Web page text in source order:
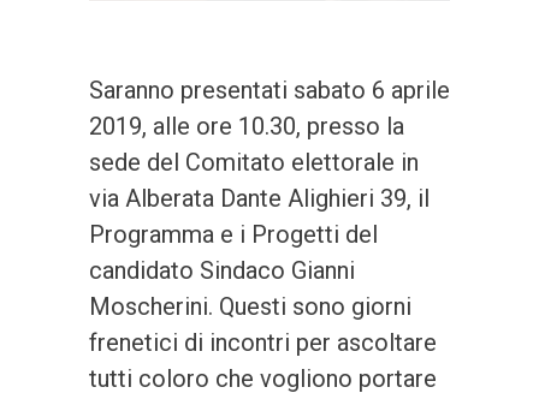
Saranno presentati sabato 6 aprile
2019, alle ore 10.30, presso la
sede del Comitato elettorale in
via Alberata Dante Alighieri 39, il
Programma e i Progetti del
candidato Sindaco Gianni
Moscherini. Questi sono giorni
frenetici di incontri per ascoltare
tutti coloro che vogliono portare